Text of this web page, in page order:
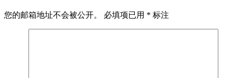
您的邮箱地址不会被公开。 必填项已用 * 标注